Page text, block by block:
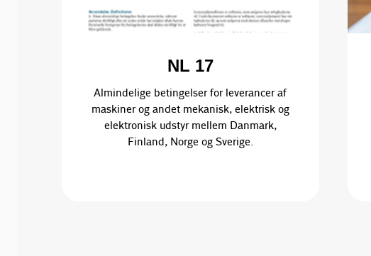
NL 17
Almindelige betingelser for leverancer af
maskiner og andet mekanisk, elektrisk og
elektronisk udstyr mellem Danmark,
Finland, Norge og Sverige.